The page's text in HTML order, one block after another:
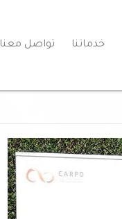
خدماتنا تواصل معنا